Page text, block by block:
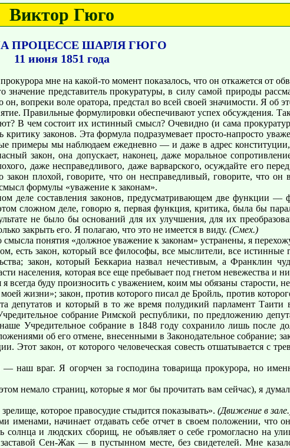
Виктор Гюго
ПРОЦЕССЕ ШАРЛЯ ГЮГО
11 июня 1851 года
мне на какой-то момент показалось, что он откажется от
представитель прокуратуры, в силу самой природы
вопреки воле оратора, предстал во всей своей значимости. Я об
Правильные формулировки обеспечивают успех обсуждения. Так
В чем состоит их истинный смысл? Очевидно (и сама
законов. Эта формула подразумевает просто-напросто
примеры мы наблюдаем ежедневно — и даже в адрес
закон, она допускает, наконец, даже моральное
даже несправедливого, даже варварского, осуждайте его
плохой, говорите, что он несправедливый, говорите, что он
формулы «уважение к законам».
деле составления законов, предусматривающем две функции —
сложном деле, говорю я, первая функция, критика, была бы
не было бы оснований для их улучшения, для их
закрыть его. Я полагаю, что это не имеется в виду. (Смех.)
понятия «должное уважение к законам» устранены, я
есть закон, который все философы, все мыслители, все истинные
закон, который Беккариа назвал нечестивым, а Франклин
населения, которая все еще пребывает под гнетом невежества и
буду произносить с уважением, коим мы обязаны старости,
жизни»; закон, против которого писал де Бройль, против
депутатов и который в то же время полудикий парламент Таити
собрание Римской республики, по предложению
Учредительное собрание в 1848 году сохранило лишь после
об его отмене, внесенными в Законодательное собрание;
Этот закон, от которого человеческая совесть отшатывается с
наш враг. Я огорчен за господина товарища прокурора, но
немало страниц, которые я мог бы прочитать вам сейчас), я
которое правосудие стыдится показывать». (Движение в
начинает отдавать себе отчет в своем положении, что
и людских сборищ, не объявляет о себе громогласно на
Сен-Жак — в пустынном месте, без свидетелей. Мне